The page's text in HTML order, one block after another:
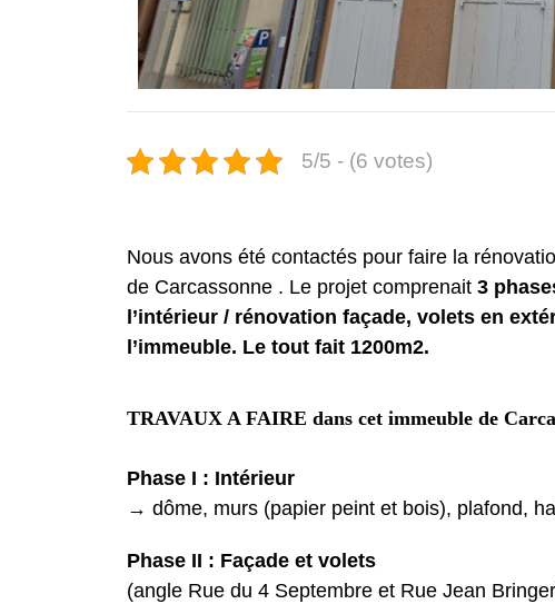
5/5 - (6 votes)
Nous avons été contactés pour faire la
de Carcassonne . Le projet comprenait 3
l’intérieur / rénovation façade, volets en
l’immeuble. Le tout fait 1200m2.
TRAVAUX A FAIRE dans cet immeuble de
Phase I : Intérieur
→ dôme, murs (papier peint et bois), plafond,
Phase II : Façade et volets
(angle Rue du 4 Septembre et Rue Jean